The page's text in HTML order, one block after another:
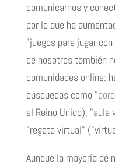
comunicarnos y
por lo que ha
"juegos para jugar
de nosotros también
comunidades online:
búsquedas como "
el Reino Unido), "aula
"regata virtual"
Aunque la mayoría de